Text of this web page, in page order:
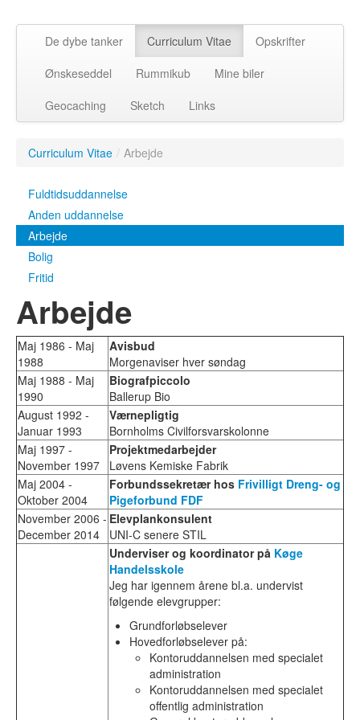
De dybe tanker Curriculum Vitae
Opskrifter
Ønskeseddel
Rummikub
Mine biler
Geocaching
Sketch Links
Curriculum Vitae / Arbejde
Fuldtidsuddannelse
Anden uddannelse
Arbejde
Bolig
Fritid
Arbejde
Maj 1986 - Maj
1988
Avisbud
Morgenaviser hver søndag
Maj 1988 - Maj
1990
Biografpiccolo
Ballerup Bio
August 1992 -
Januar 1993
Værnepligtig
Bornholms Civilforsvarskolonne
Maj 1997 -
November 1997
Projektmedarbejder
Løvens Kemiske Fabrik
Maj 2004 -
Oktober 2004
Forbundssekretær hos Frivilligt Dreng- og
Pigeforbund FDF
November 2006 -
December 2014
Elevplankonsulent
UNI-C senere STIL
Underviser og koordinator på Køge
Handelsskole
Jeg har igennem årene bl.a. undervist
følgende elevgrupper:
Grundforløbselever
Hovedforløbselever på:
Kontoruddannelsen med specialet
administration
Kontoruddannelsen med specialet
offentlig administration